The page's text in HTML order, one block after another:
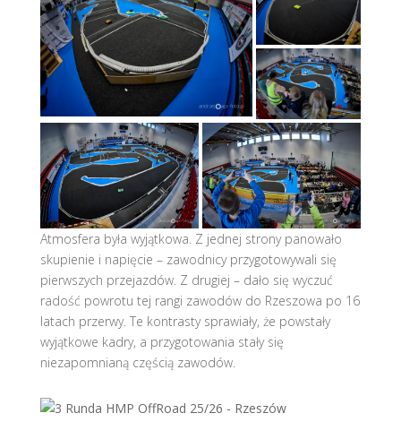
Atmosfera była wyjątkowa. Z jednej strony panowało
skupienie i napięcie – zawodnicy przygotowywali się
pierwszych przejazdów. Z drugiej – dało się wyczuć
radość powrotu tej rangi zawodów do Rzeszowa po 16
latach przerwy. Te kontrasty sprawiały, że powstały
wyjątkowe kadry, a przygotowania stały się
niezapomnianą częścią zawodów.